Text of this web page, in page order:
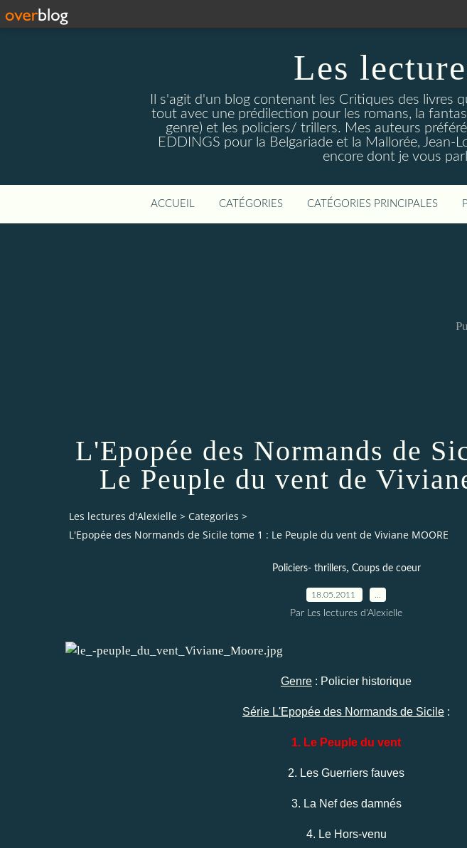
Les
Il s'agit d'un blog contenant les Critiques des livres
tout avec une prédilection pour les romans, la
genre) et les policiers/ trillers. Mes auteurs
EDDINGS pour la Belgariade et la Mallorée, Jean-
encore dont je vous
ACCUEIL CATÉGORIES CATÉGORIES PRINCIPALES
L'Epopée des Normands de
Le Peuple du vent de
Les lectures d'Alexielle > Categories >
L'Epopée des Normands de Sicile tome 1 : Le Peuple du vent de Viviane MOORE
Policiers- thrillers, Coups de coeur
18.05.2011
Par Les lectures d'Alexielle
Genre : Policier historique
Série L'Epopée des Normands de Sicile :
1. Le Peuple du vent
2. Les Guerriers fauves
3. La Nef des damnés
4. Le Hors-venu